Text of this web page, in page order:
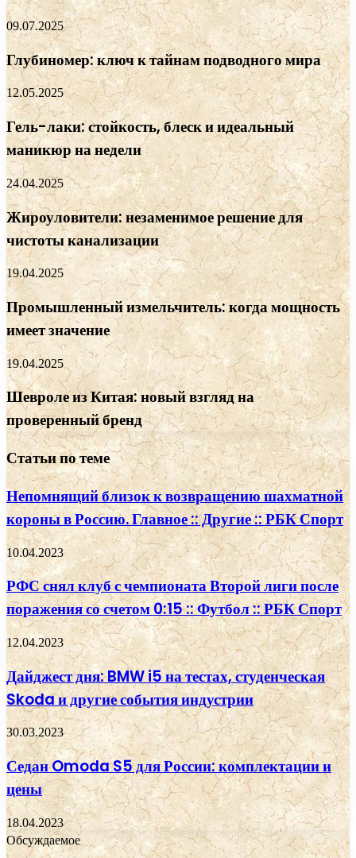
09.07.2025
Глубиномер: ключ к тайнам подводного мира
12.05.2025
Гель-лаки: стойкость, блеск и идеальный
маникюр на недели
24.04.2025
Жироуловители: незаменимое решение для
чистоты канализации
19.04.2025
Промышленный измельчитель: когда мощность
имеет значение
19.04.2025
Шевроле из Китая: новый взгляд на
проверенный бренд
Статьи по теме
Непомнящий близок к возвращению шахматной
короны в Россию. Главное :: Другие :: РБК Спорт
10.04.2023
РФС снял клуб с чемпионата Второй лиги после
поражения со счетом 0:15 :: Футбол :: РБК Спорт
12.04.2023
Дайджест дня: BMW i5 на тестах, студенческая
Skoda и другие события индустрии
30.03.2023
Седан Omoda S5 для России: комплектации и
цены
18.04.2023
Обсуждаемое